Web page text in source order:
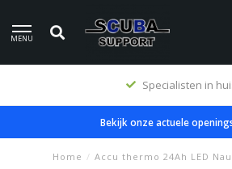
MENU
Specialisten in
Bekijk onze actuele
Home / Accu thermo 24Ah LED